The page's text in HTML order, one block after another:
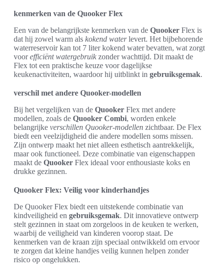
kenmerken van de Quooker Flex
Een van de belangrijkste kenmerken van de Quooker Flex is
dat hij zowel warm als kokend waterlevert. Het bijbehorende
waterreservoir kan tot 7 liter kokend water bevatten, wat zorgt
voorefficiënt watergebruik zonder wachttijd. Dit maakt de
Flex tot een praktische keuze voor dagelijkse
keukenactiviteiten, waardoor hij uitblinkt in gebruiksgemak.
verschil met andere Quooker-modellen
Bij het vergelijken van de Quooker Flex met andere
modellen, zoals de Quooker Combi, worden enkele
belangrijke verschillen Quooker-modellen zichtbaar. De Flex
biedt een veelzijdigheid die andere modellen soms missen.
Zijn ontwerp maakt het niet alleen esthetisch aantrekkelijk,
maar ook functioneel. Deze combinatie van eigenschappen
maakt de Quooker Flex ideaal voor enthousiaste koks en
drukke gezinnen.
Quooker Flex: Veilig voor kinderhandjes
De Quooker Flex biedt een uitstekende combinatie van
kindveiligheid en gebruiksgemak. Dit innovatieve ontwerp
stelt gezinnen in staat om zorgeloos in de keuken te werken,
waarbij de veiligheid van kinderen voorop staat. De
kenmerken van de kraan zijn speciaal ontwikkeld om ervoor
te zorgen dat kleine handjes veilig kunnen helpen zonder
risico op ongelukken.